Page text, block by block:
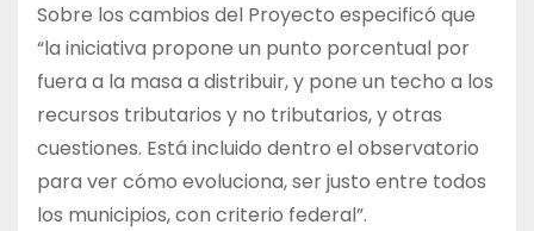
Sobre los cambios del Proyecto especificó que
“la iniciativa propone un punto porcentual por
fuera a la masa a distribuir, y pone un techo a los
recursos tributarios y no tributarios, y otras
cuestiones. Está incluido dentro el observatorio
para ver cómo evoluciona, ser justo entre todos
los municipios, con criterio federal”.